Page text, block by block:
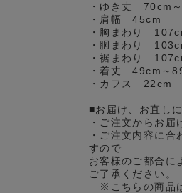
・ゆき丈 70cm
・肩幅 45cm
・胸まわり
・胴まわり
・裾まわり
・着丈 49cm～
・カフス 22cm
■お届け、お直し
・ご注文からお届
・ご注文内容に
すので
お客様のご都合に
ご了承ください。
※こちらの商品